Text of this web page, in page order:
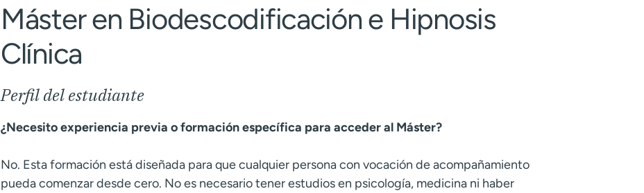
Máster en Biodescodificación e Hipnosis
Clínica
Perfil del estudiante
¿Necesito experiencia previa o formación específica para acceder al Máster?
No. Esta formación está diseñada para que cualquier persona con vocación de acompañamiento
pueda comenzar desde cero. No es necesario tener estudios en psicología, medicina ni haber